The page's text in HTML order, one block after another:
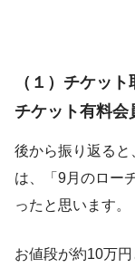
（１）チケッ
チケット有料会
後から振り返る
は、「9月のロー
ったと思います。
お値段が約10万